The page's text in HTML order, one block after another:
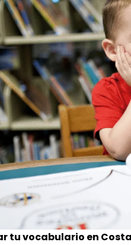
tu vocabulario en